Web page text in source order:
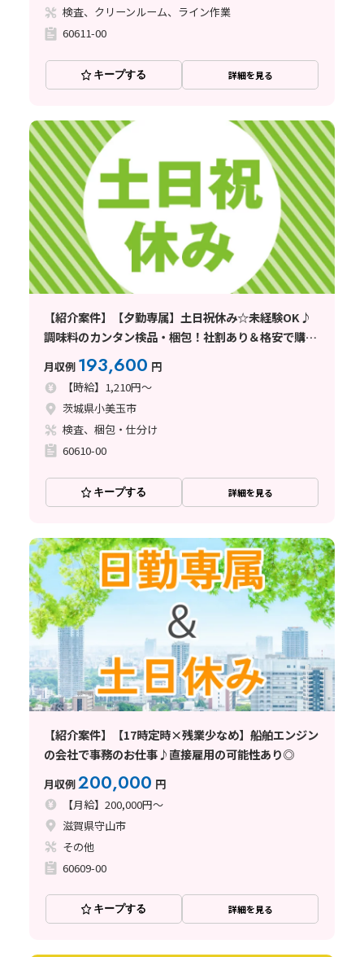
検査、クリーンルーム、ライン作業
60611-00
キープする 詳細を見る
【紹介案件】【夕勤専属】土日祝休み☆未経験OK♪
調味料のカンタン検品・梱包！社割あり＆格安で購入
月収例 193,600 円
【時給】1,210円～
茨城県小美玉市
検査、梱包・仕分け
60610-00
キープする 詳細を見る
【紹介案件】【17時定時×残業少なめ】船舶エンジン
の会社で事務のお仕事♪直接雇用の可能性あり◎
月収例200,000 円
【月給】200,000円～
滋賀県守山市
その他
60609-00
キープする 詳細を見る